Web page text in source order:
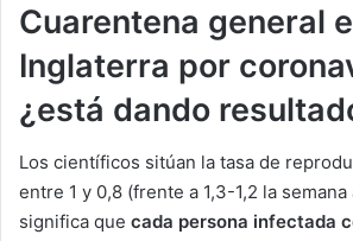
Cuarentena general
Inglaterra por
¿está dando
Los científicos sitúan la tasa de
entre 1 y 0,8 (frente a 1,3-1,2 la
significa que cada persona infectada